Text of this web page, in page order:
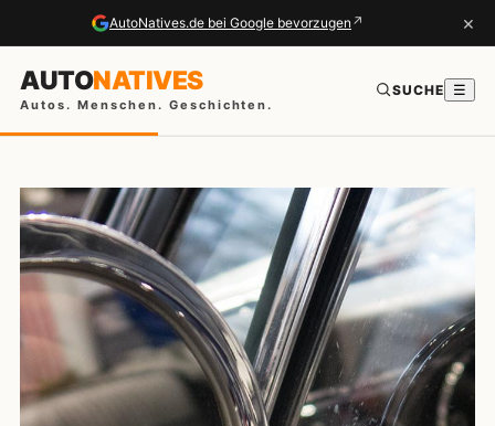
AutoNatives.de bei Google bevorzugen ↗ ×
AUTONATIVES
Autos. Menschen. Geschichten.
SUCHE ☰